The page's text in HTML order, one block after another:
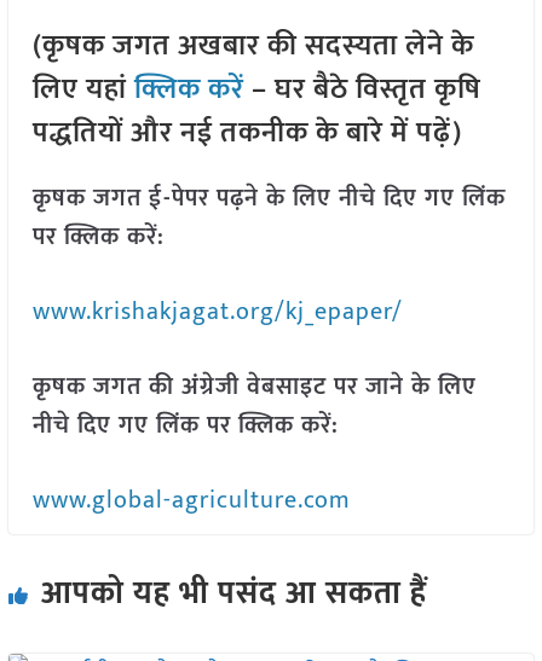
(कृषक जगत अखबार की सदस्यता लेने के
लिए यहांक्लिक करें– घर बैठे विस्तृत कृषि
पद्धतियों और नई तकनीक के बारे में पढ़ें)
कृषक जगत ई-पेपर पढ़ने के लिए नीचे दिए गए लिंक
पर क्लिक करें:
www.krishakjagat.org/kj_epaper/
कृषक जगत की अंग्रेजी वेबसाइट पर जाने के लिए
नीचे दिए गए लिंक पर क्लिक करें:
www.global-agriculture.com
आपको यह भी पसंद आ सकता हैं